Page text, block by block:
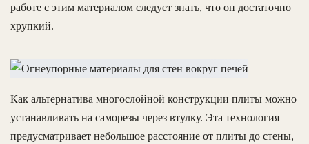
работе с этим материалом следует знать, что он достаточно
хрупкий.
Как альтернатива многослойной конструкции плиты можно
устанавливать на саморезы через втулку. Эта технология
предусматривает небольшое расстояние от плиты до стены,